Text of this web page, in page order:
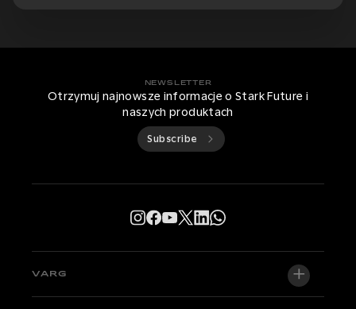
NEWSLETTER
Otrzymuj najnowsze informacje o Stark Future i
naszych produktach
Subscribe
VARG